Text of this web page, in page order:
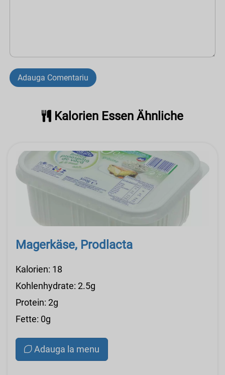
Adauga Comentariu
Kalorien Essen Ähnliche
Magerkäse, Prodlacta
Kalorien: 18
Kohlenhydrate: 2.5g
Protein: 2g
Fette: 0g
Adauga la menu